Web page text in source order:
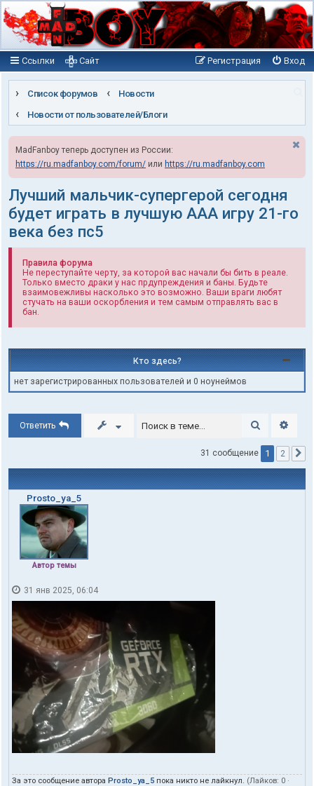
Ссылки Вход
Регистрация
Сайт
Список форумов
Новости
Новости от пользователей/Блоги
MadFanboy теперь доступен из России:
https://ru.madfanboy.com/forum/ или https://ru.madfanboy.com
Лучший мальчик-супергерой сегодня
будет играть в лучшую ААА игру 21-го
века без пс5
Правила форума
Не переступайте черту, за которой вас начали бы бить в реале.
Только вместо драки у нас прдупреждения и баны. Будьте
взаимовежливы насколько это возможно. Ваши враги любят
стучать на ваши оскорбления и тем самым отправлять вас в
бан.
Кто здесь?
нет зарегистрированных пользователей и 0 ноунеймов
Ответить Поиск
31 сообщение 1 2
Prosto_ya_5
Автор темы
31 янв 2025, 06:04
За это сообщение автора Prosto_ya_5 пока никто не лайкнул. (Лайков: 0 ·